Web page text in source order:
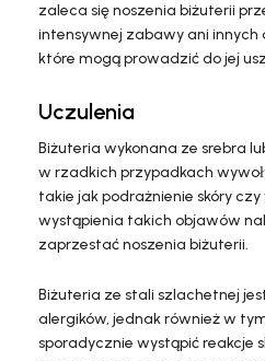
zaleca się noszenia biżuterii
intensywnej zabawy ani
które mogą prowadzić do jej
Uczulenia
Biżuteria wykonana ze srebra
w rzadkich przypadkach
takie jak podrażnienie skóry
wystąpienia takich objawów
zaprzestać noszenia biżuterii.
Biżuteria ze stali szlachetnej
alergików, jednak również w
sporadycznie wystąpić reakcje